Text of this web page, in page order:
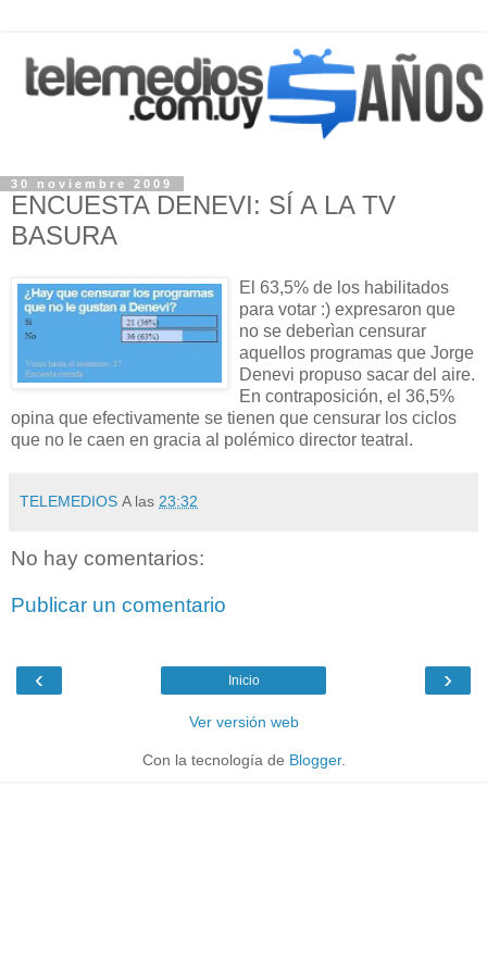
30 noviembre 2009
ENCUESTA DENEVI: SÍ A LA TV
BASURA
El 63,5% de los habilitados
para votar :) expresaron que
no se deberìan censurar
aquellos programas que Jorge
Denevi propuso sacar del aire.
En contraposición, el 36,5%
opina que efectivamente se tienen que censurar los ciclos
que no le caen en gracia al polémico director teatral.
TELEMEDIOS A las 23:32
No hay comentarios:
Publicar un comentario
‹ ›
Inicio
Ver versión web
Con la tecnología de Blogger.